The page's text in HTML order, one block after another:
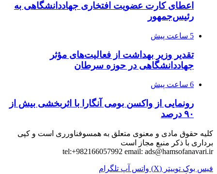
اعطای کارت عضویت افتخاری جهاددانشگاهی به
رئیس‌جمهور
5 ساعت پیش
تقدیر وزیر بهداشت از فعالیت‌های مؤثر
جهاددانشگاهی در حوزه سرطان
6 ساعت پیش
رونمایی از واکسن بومی آنگارا با اثربخشی بیش از
۹۰ درصد
کلیه حقوق مادی و معنوی متعلق به همسوفناورری است و کپی
برداری با ذکر منبع مجاز است
tel:+982166057992 email: ads@hamsofanavari.ir
فیس بوک توییتر (X) واتس آپ تلگرام